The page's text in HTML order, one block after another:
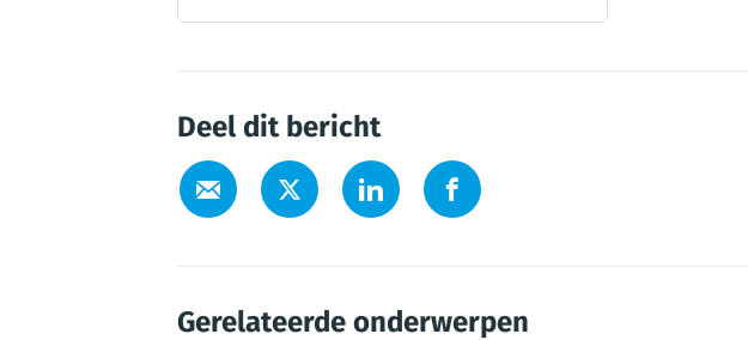
Deel dit bericht
Gerelateerde onderwerpen